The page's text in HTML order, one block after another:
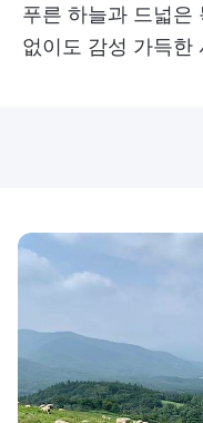
푸른 하늘과 드넓은
없이도 감성 가득한